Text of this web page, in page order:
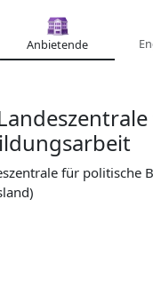
Anbietende
für politische